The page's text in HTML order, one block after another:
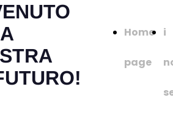
Home
page
i